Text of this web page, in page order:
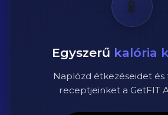
📱
Egyszerű kalória
Naplózd étkezéseidet és
receptjeinket a GetFIT